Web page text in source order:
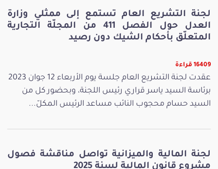
لجنة التشريع العام تستمع إلى ممثلي وزارة
العدل حول الفصل 411 من المجلّة التجارية
المتعلّق بأحكام الشيك دون رصيد
16409 قراءة
عقدت لجنة التشريع العام جلسة يوم الأربعاء 12 جوان 2023
برئاسة السيد ياسر قراري رئيس اللجنة، وبحضور كل من
السيد حسام محجوب النائب مساعد الرئيس المكلّ...
لجنة المالية والميزانية تواصل مناقشة فصول
مشروع قانون المالية لسنة 2025